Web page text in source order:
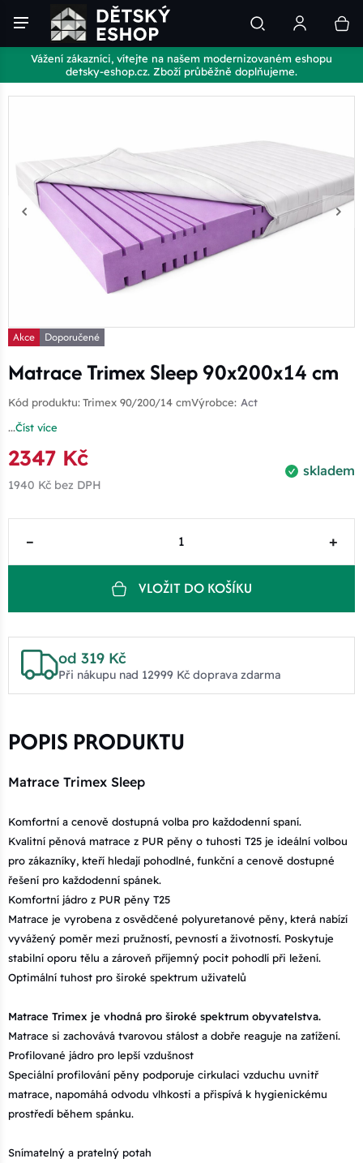
Vážení zákazníci, vítejte na našem modernizovaném eshopu
detsky-eshop.cz. Zboží průběžně doplňujeme.
Akce Doporučené
Matrace Trimex Sleep 90x200x14 cm
Kód produktu:Trimex 90/200/14 cmVýrobce: Act
...Číst více
skladem
2347 Kč
1940 Kč bez DPH
– +
VLOŽIT DO KOŠÍKU
od 319 Kč
Při nákupu nad 12999 Kč doprava zdarma
POPIS PRODUKTU
Matrace Trimex Sleep
Komfortní a cenově dostupná volba pro každodenní spaní.
Kvalitní pěnová matrace z PUR pěny o tuhosti T25 je ideální volbou
pro zákazníky, kteří hledají pohodlné, funkční a cenově dostupné
řešení pro každodenní spánek.
Komfortní jádro z PUR pěny T25
Matrace je vyrobena z osvědčené polyuretanové pěny, která nabízí
vyvážený poměr mezi pružností, pevností a životností. Poskytuje
stabilní oporu tělu a zároveň příjemný pocit pohodlí při ležení.
Optimální tuhost pro široké spektrum uživatelů
Matrace Trimex je vhodná pro široké spektrum obyvatelstva.
Matrace si zachovává tvarovou stálost a dobře reaguje na zatížení.
Profilované jádro pro lepší vzdušnost
Speciální profilování pěny podporuje cirkulaci vzduchu uvnitř
matrace, napomáhá odvodu vlhkosti a přispívá k hygienickému
prostředí během spánku.
Snímatelný a pratelný potah